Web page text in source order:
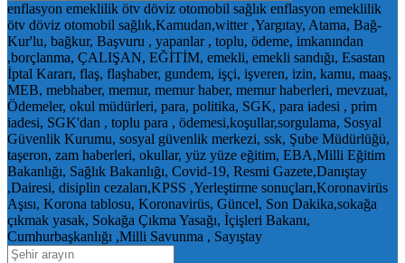
enflasyon emeklilik ötv döviz otomobil sağlık enflasyon emeklilik
ötv döviz otomobil sağlık,Kamudan,witter ,Yargıtay, Atama, Bağ-
Kur'lu, bağkur, Başvuru , yapanlar , toplu, ödeme, imkanından
,borçlanma, ÇALIŞAN, EĞİTİM, emekli, emekli sandığı, Esastan
İptal Kararı, flaş, flaşhaber, gundem, işçi, işveren, izin, kamu, maaş,
MEB, mebhaber, memur, memur haber, memur haberleri, mevzuat,
Ödemeler, okul müdürleri, para, politika, SGK, para iadesi , prim
iadesi, SGK'dan , toplu para , ödemesi,koşullar,sorgulama, Sosyal
Güvenlik Kurumu, sosyal güvenlik merkezi, ssk, Şube Müdürlüğü,
taşeron, zam haberleri, okullar, yüz yüze eğitim, EBA,Milli Eğitim
Bakanlığı, Sağlık Bakanlığı, Covid-19, Resmi Gazete,Danıştay
,Dairesi, disiplin cezaları,KPSS ,Yerleştirme sonuçları,Koronavirüs
Aşısı, Korona tablosu, Koronavirüs, Güncel, Son Dakika,sokağa
çıkmak yasak, Sokağa Çıkma Yasağı, İçişleri Bakanı,
Cumhurbaşkanlığı ,Milli Savunma , Sayıştay